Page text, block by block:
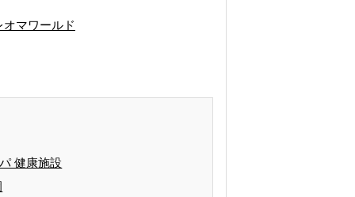
オマワールド
健康施設